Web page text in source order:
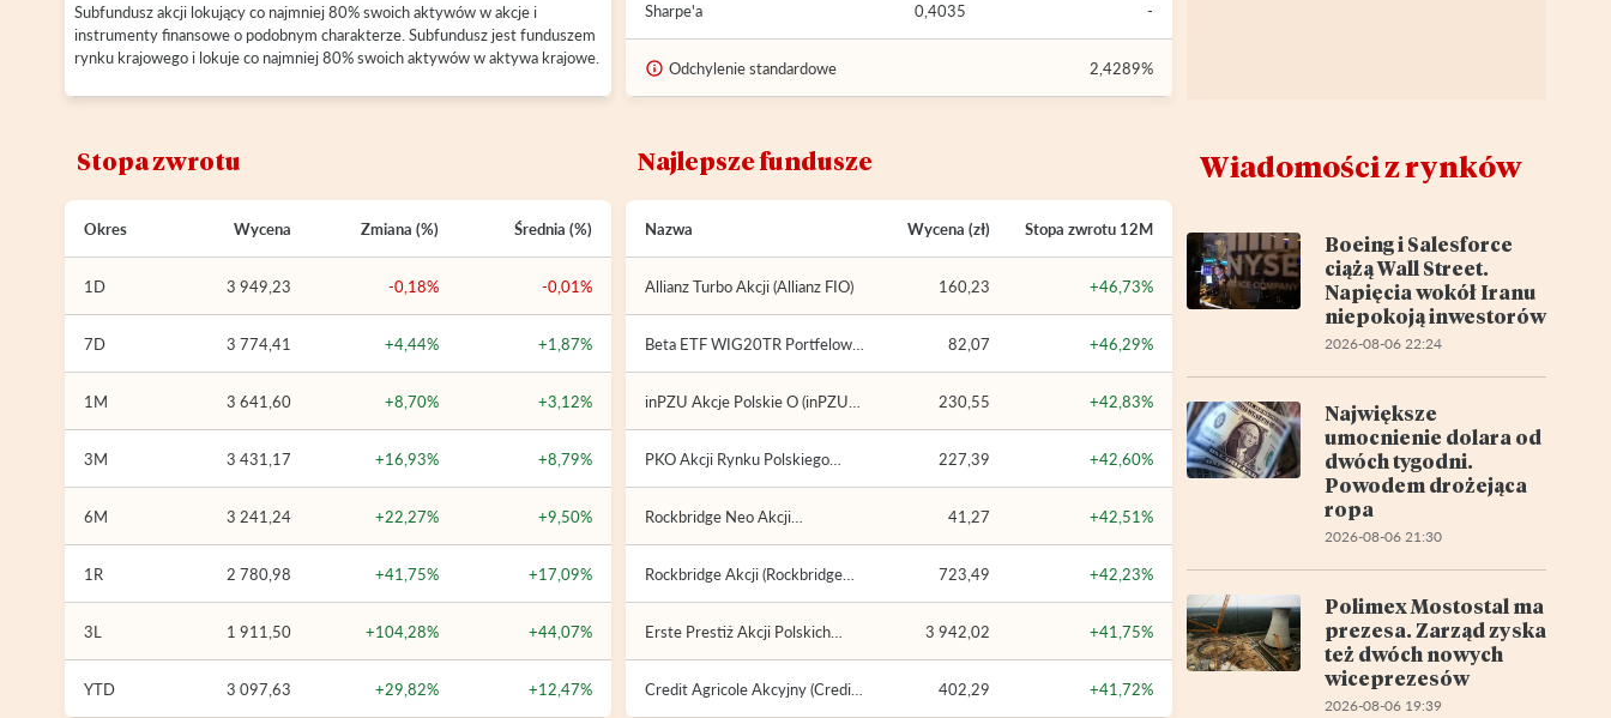
Subfundusz akcji lokujący co najmniej 80% swoich aktywów w akcje i
instrumenty finansowe o podobnym charakterze. Subfundusz jest funduszem
rynku krajowego i lokuje co najmniej 80% swoich aktywów w aktywa krajowe.
Sharpe'a 0,4035 -
Odchylenie standardowe 2,4289%
Stopa zwrotu
Okres Wycena Zmiana (%) Średnia (%)
1D 3 949,23 -0,18% -0,01%
7D 3 774,41 +4,44% +1,87%
1M 3 641,60 +8,70% +3,12%
3M 3 431,17 +16,93% +8,79%
6M 3 241,24 +22,27% +9,50%
1R 2 780,98 +41,75% +17,09%
3L 1 911,50 +104,28% +44,07%
YTD 3 097,63 +29,82% +12,47%
Najlepsze fundusze
Nazwa Wycena (zł) Stopa zwrotu 12M
Allianz Turbo Akcji (Allianz FIO) 160,23 +46,73%
Beta ETF WIG20TR Portfelowy
82,07 +46,29%
inPZU Akcje Polskie O (inPZU
230,55 +42,83%
PKO Akcji Rynku Polskiego
227,39 +42,60%
Rockbridge Neo Akcji
41,27 +42,51%
Rockbridge Akcji (Rockbridge
723,49 +42,23%
Erste Prestiż Akcji Polskich
3 942,02 +41,75%
Credit Agricole Akcyjny (Credit
402,29 +41,72%
Wiadomości z rynków
Boeing i Salesforce
ciążą Wall Street.
Napięcia wokół Iranu
niepokoją inwestorów
2026-08-06 22:24
Największe
umocnienie dolara od
dwóch tygodni.
Powodem drożejąca
ropa
2026-08-06 21:30
Polimex Mostostal ma
prezesa. Zarząd zyska
też dwóch nowych
wiceprezesów
2026-08-06 19:39